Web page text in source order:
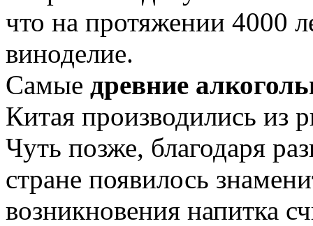
что на протяжении 4000
виноделие.
Самые древние
Китая производились из
Чуть позже, благодаря
стране появилось
возникновения напитка